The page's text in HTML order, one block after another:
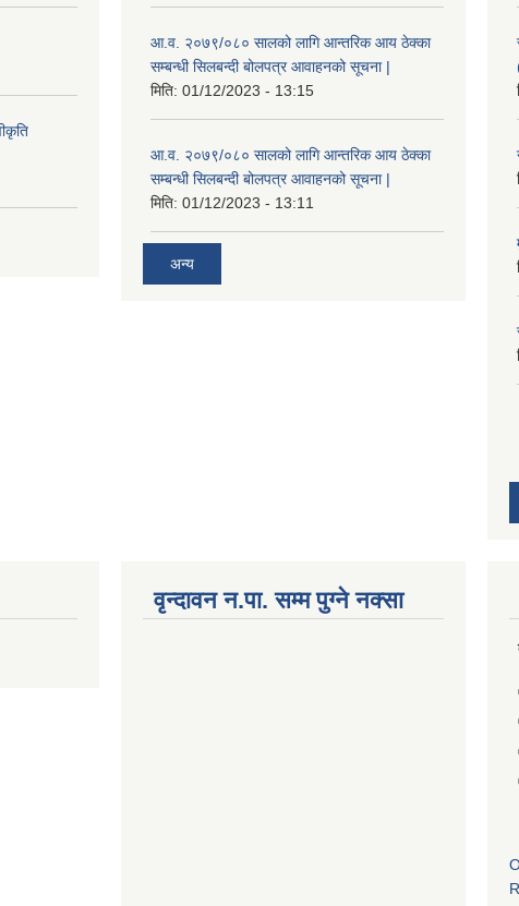
आ.व. २०७९/०८० सालको लागि आन्तरिक आय ठेक्का
सम्बन्धी सिलबन्दी बोलपत्र आवाहनको सूचना |
मिति: 01/12/2023 - 13:15
आ.व. २०७९/०८० सालको लागि आन्तरिक आय ठेक्का
सम्बन्धी सिलबन्दी बोलपत्र आवाहनको सूचना |
मिति: 01/12/2023 - 13:11
अन्य
वृन्दावन न.पा. सम्म पुग्ने नक्सा